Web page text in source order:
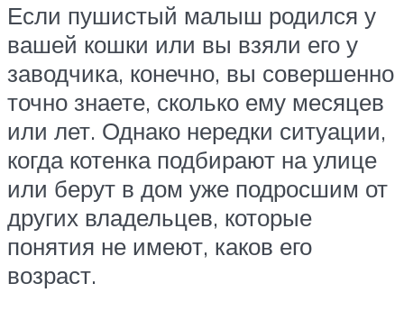
Если пушистый малыш родился у
вашей кошки или вы взяли его у
заводчика, конечно, вы совершенно
точно знаете, сколько ему месяцев
или лет. Однако нередки ситуации,
когда котенка подбирают на улице
или берут в дом уже подросшим от
других владельцев, которые
понятия не имеют, каков его
возраст.